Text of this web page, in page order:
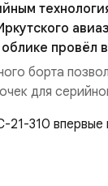
провёл
борта
для
Также
судна. На